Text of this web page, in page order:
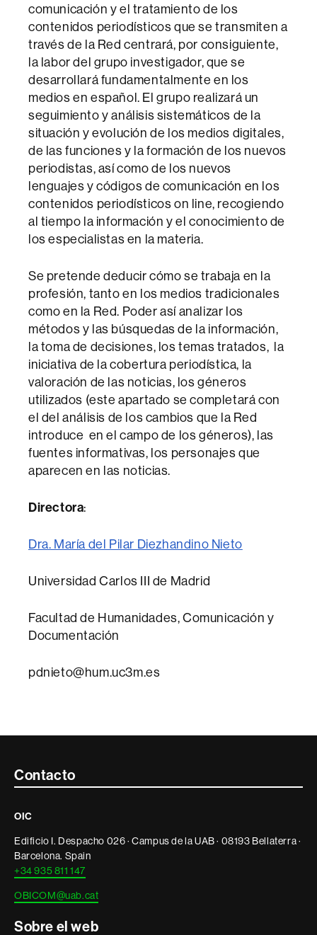
comunicación y el tratamiento de los
contenidos periodísticos que se transmiten a
través de la Red centrará, por consiguiente,
la labor del grupo investigador, que se
desarrollará fundamentalmente en los
medios en español. El grupo realizará un
seguimiento y análisis sistemáticos de la
situación y evolución de los medios digitales,
de las funciones y la formación de los nuevos
periodistas, así como de los nuevos
lenguajes y códigos de comunicación en los
contenidos periodísticos on line, recogiendo
al tiempo la información y el conocimiento de
los especialistas en la materia.
Se pretende deducir cómo se trabaja en la
profesión, tanto en los medios tradicionales
como en la Red. Poder así analizar los
métodos y las búsquedas de la información,
la toma de decisiones, los temas tratados, la
iniciativa de la cobertura periodística, la
valoración de las noticias, los géneros
utilizados (este apartado se completará con
el del análisis de los cambios que la Red
introduce en el campo de los géneros), las
fuentes informativas, los personajes que
aparecen en las noticias.
Directora:
Dra. María del Pilar Diezhandino Nieto
Universidad Carlos III de Madrid
Facultad de Humanidades, Comunicación y
Documentación
pdnieto@hum.uc3m.es
Contacte
informació
legal
Contacto
OIC
Edificio I. Despacho 026 · Campus de la UAB · 08193 Bellaterra ·
Barcelona. Spain
+34 935 811 147
OBICOM@uab.cat
Sobre el web